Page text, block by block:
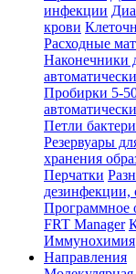
инфекции
крови
Расходные
Наконечники
Пробирки 5-
Петли
Резервуары
хранения
Перчатки
дезинфекции,
Программное
FRT Manager
Иммунохимия
Направления